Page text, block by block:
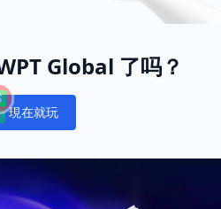
Global 了吗？
現在就玩